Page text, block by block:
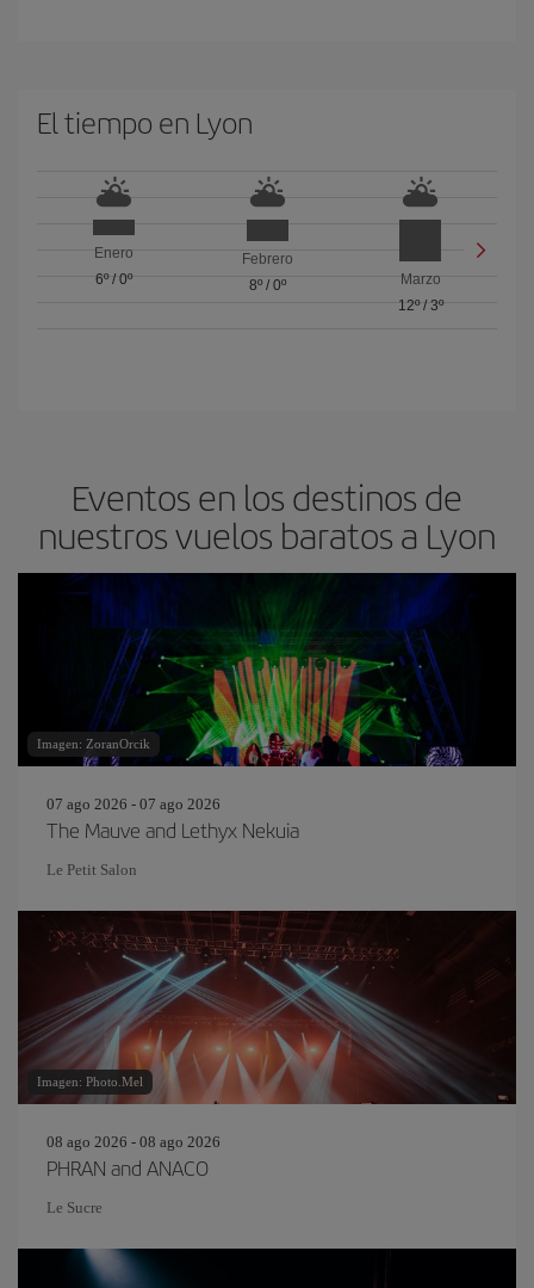
El tiempo en Lyon
Enero
6º/ 0º
Febrero
8º/ 0º
Marzo
12º/ 3º
Eventos en los destinos de
nuestros vuelos baratos a Lyon
Imagen: ZoranOrcik
07 ago 2026 - 07 ago 2026
The Mauve and Lethyx Nekuia
Le Petit Salon
Imagen: Photo.Mel
08 ago 2026 - 08 ago 2026
PHRAN and ANACO
Le Sucre